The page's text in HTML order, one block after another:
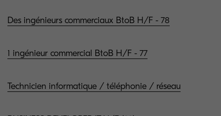
Des ingénieurs commerciaux BtoB H/F - 78
1 ingénieur commercial BtoB H/F - 77
Technicien informatique / téléphonie / réseau